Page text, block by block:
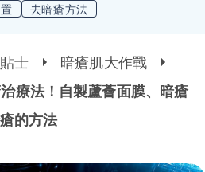
去暗瘡方法
士
暗瘡肌大作戰
療法！自製蘆薈面膜、暗瘡
的方法